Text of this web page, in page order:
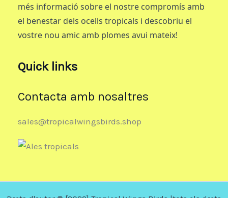
més informació sobre el nostre compromís amb
el benestar dels ocells tropicals i descobriu el
vostre nou amic amb plomes avui mateix!
Quick links
Contacta amb nosaltres
sales@tropicalwingsbirds.shop